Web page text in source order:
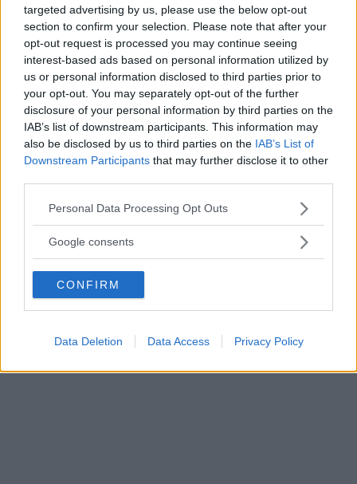
targeted advertising by us, please use the below opt-out
section to confirm your selection. Please note that after your
opt-out request is processed you may continue seeing
interest-based ads based on personal information utilized by
us or personal information disclosed to third parties prior to
your opt-out. You may separately opt-out of the further
disclosure of your personal information by third parties on the
IAB’s list of downstream participants. This information may
also be disclosed by us to third parties on the IAB’s List of
Downstream Participants that may further disclose it to other
Please note that this website/app uses one or more Google
not limited to your visit or usage behaviour. You may click to
use your data for below specified purposes in below Google
consent section.
Personal Data Processing Opt Outs
Google consents
CONFIRM
Data Deletion Data Access Privacy Policy
Har du några frågor, tankar om pris eller liknande så är det bara att
skicka ett PM så svarar jag så fort som möjligt.